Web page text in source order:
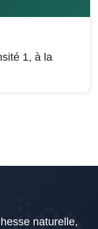
1, à la
naturelle,